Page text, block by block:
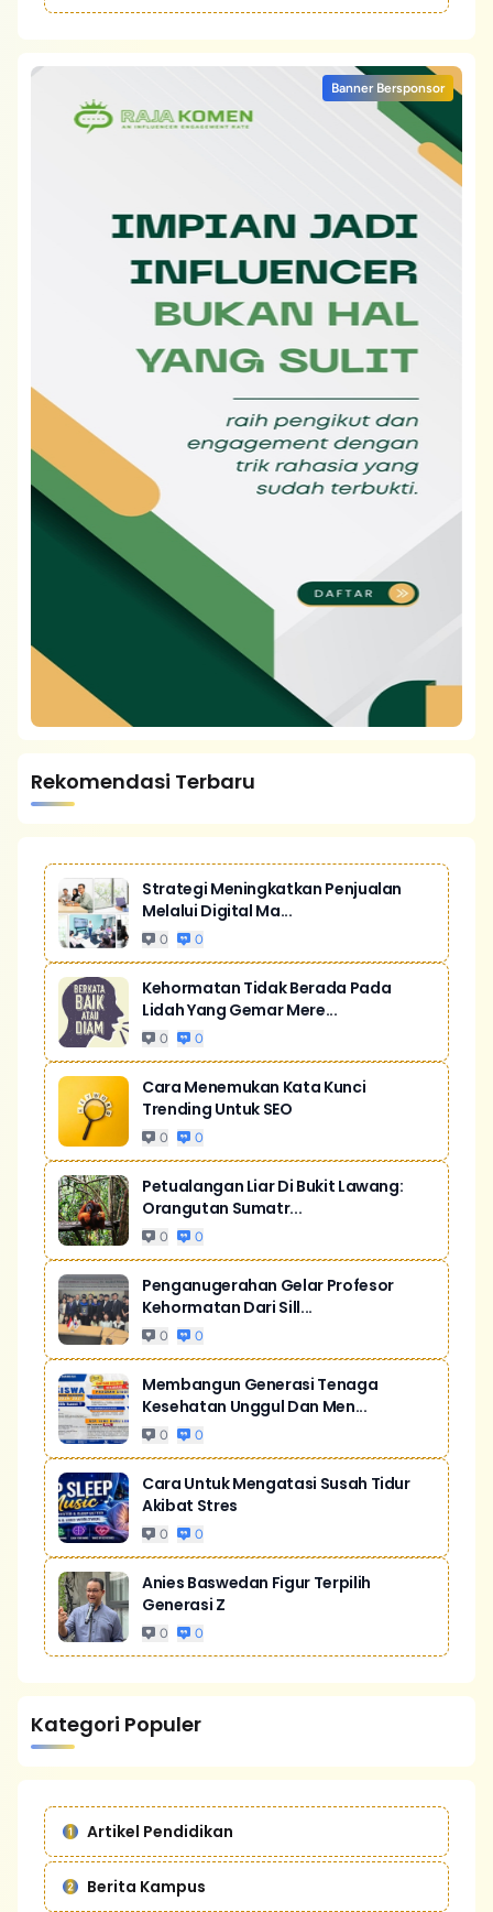
Banner Bersponsor
Rekomendasi Terbaru
Strategi Meningkatkan Penjualan
Melalui Digital Ma...
0 0
Kehormatan Tidak Berada Pada
Lidah Yang Gemar Mere...
0 0
Cara Menemukan Kata Kunci
Trending Untuk SEO
0 0
Petualangan Liar Di Bukit Lawang:
Orangutan Sumatr...
0 0
Penganugerahan Gelar Profesor
Kehormatan Dari Sill...
0 0
Membangun Generasi Tenaga
Kesehatan Unggul Dan Men...
0 0
Cara Untuk Mengatasi Susah Tidur
Akibat Stres
0 0
Anies Baswedan Figur Terpilih
Generasi Z
0 0
Kategori Populer
Artikel Pendidikan
Berita Kampus